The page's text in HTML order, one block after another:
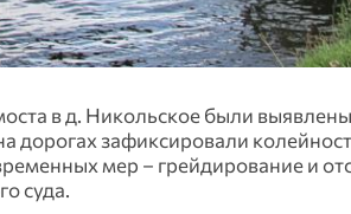
в д. Никольское были
дорогах зафиксировали
мер – грейдирование и
суда.